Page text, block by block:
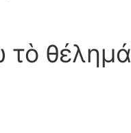
τὸ θέλημά